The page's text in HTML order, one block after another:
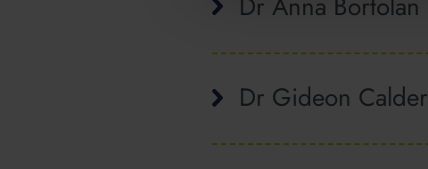
Dr Gideon Calder